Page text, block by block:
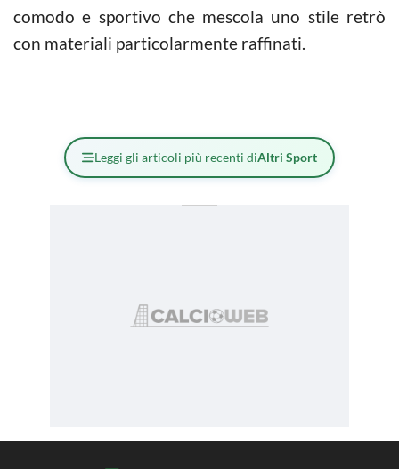
comodo e sportivo che mescola uno stile retrò
con materiali particolarmente raffinati.
Leggi gli articoli più recenti diAltri Sport